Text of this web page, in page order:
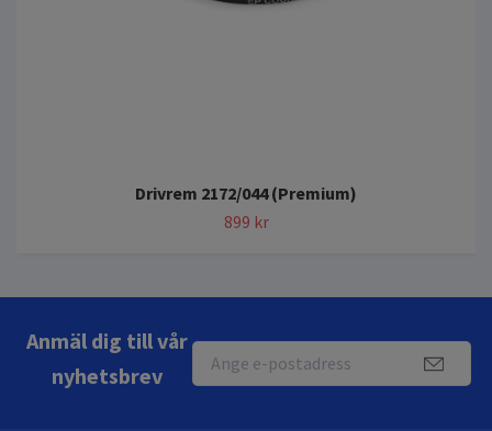
Drivrem 2172/044 (Premium)
899 kr
Anmäl dig till vår
nyhetsbrev